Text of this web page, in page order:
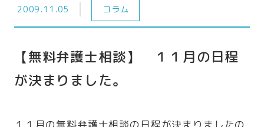
2009.11.05 コラム
【無料弁護士相談】 １１月の日程
が決まりました。